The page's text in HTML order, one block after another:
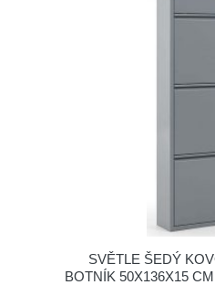
SVĚTLE ŠEDÝ
BOTNÍK 50X136X15